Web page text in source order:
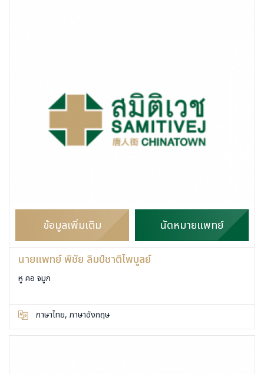
ข้อมูลเพิ่มเติม นัดหมายแพทย์
นายแพทย์ พิชัย ลิมป์ชาติไพบูลย์
หู คอ จมูก
ภาษาไทย, ภาษาอังกฤษ